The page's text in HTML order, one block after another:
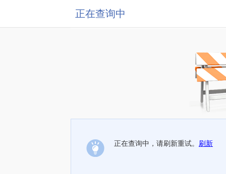
正在查询中
正在查询中，请刷新重试。 刷新